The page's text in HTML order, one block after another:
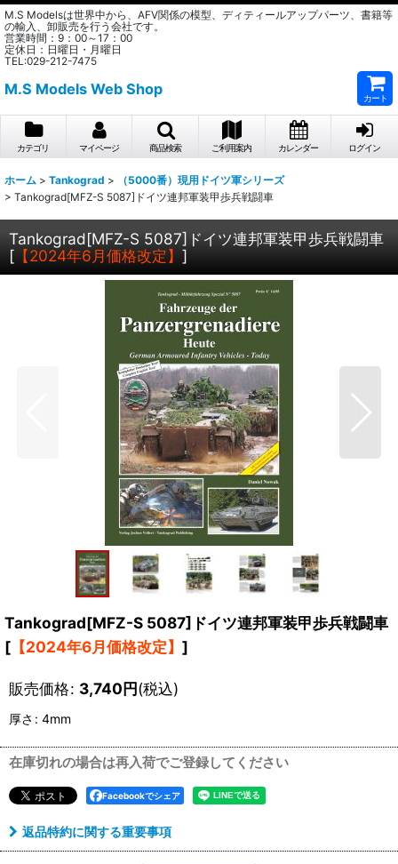
M.S Modelsは世界中から、AFV関係の模型、ディティールアップパーツ、書籍等
の輸入、卸販売を行う会社です。
営業時間：9：00～17：00
定休日：日曜日・月曜日
TEL:029-212-7475
M.S Models Web Shop
カート
カテゴリ マイページ 商品検索 ご利用案内 カレンダー ログイン
ホーム > Tankograd >
（5000番）現用ドイツ軍シリーズ
> Tankograd[MFZ-S 5087]ドイツ連邦軍装甲歩兵戦闘車
Tankograd[MFZ-S 5087]ドイツ連邦軍装甲歩兵戦闘車
[ 【2024年6月価格改定】 ]
Tankograd[MFZ-S 5087]ドイツ連邦軍装甲歩兵戦闘車
[ 【2024年6月価格改定】 ]
販売価格: 3,740円(税込)
厚さ : 4mm
在庫切れの場合は再入荷でご登録してください
Facebookでシェア
返品特約に関する重要事項